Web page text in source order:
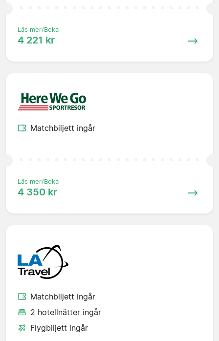
Läs mer/Boka
4 221 kr
Matchbiljett ingår
Läs mer/Boka
4 350 kr
Matchbiljett ingår
2 hotellnätter ingår
Flygbiljett ingår